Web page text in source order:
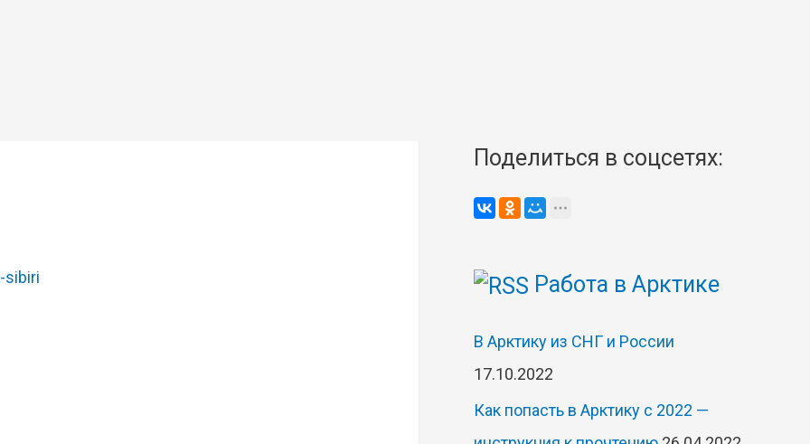
sibiri
Поделиться в соцсетях:
Работа в Арктике
В Арктику из СНГ и России
17.10.2022
Как попасть в Арктику с 2022 —